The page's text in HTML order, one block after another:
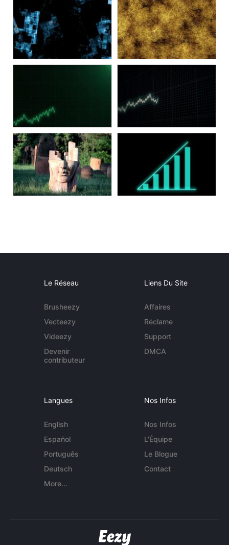
Le Réseau
Brusheezy
Vecteezy
Videezy
Devenir
contributeur
Liens Du Site
Affaires
Réclame
Support
DMCA
Langues
English
Español
Português
Deutsch
More...
Nos Infos
Nos Infos
L'Équipe
Le Blogue
Contact